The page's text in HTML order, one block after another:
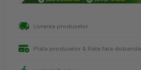
Livrarea produselor
Plata produselor & Rate fara dobanda